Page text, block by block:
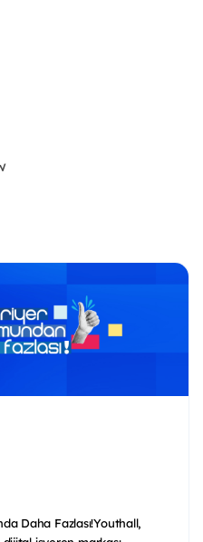
Daha Fazlası!Youthall,